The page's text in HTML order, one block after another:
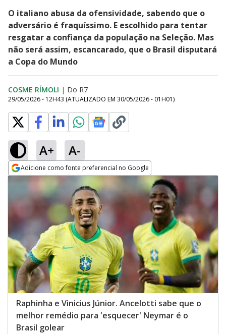
O italiano abusa da ofensividade, sabendo que o
adversário é fraquíssimo. E escolhido para tentar
resgatar a confiança da população na Seleção. Mas
não será assim, escancarado, que o Brasil disputará
a Copa do Mundo
COSME RÍMOLI | Do R7
29/05/2026 - 12H43 (ATUALIZADO EM 30/05/2026 - 01H01)
A+ A-
Adicione como fonte preferencial no Google
Opens in new window
Raphinha e Vinicius Júnior. Ancelotti sabe que o
melhor remédio para 'esquecer' Neymar é o
Brasil golear